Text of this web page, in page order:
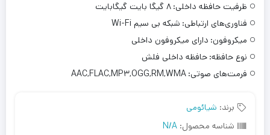
ظرفیت حافظه داخلی: ۸ گیگا بایت گیگابایت
فناوری‌های ارتباطی: شبکه بی سیم Wi-Fi
میکروفون: دارای میکروفون داخلی
نوع حافظه: حافظه داخلی فلش
فرمت‌های صوتی: AAC,FLAC,MP۳,OGG,RM,WMA
برند: شیائومی
شناسه محصول: N/A